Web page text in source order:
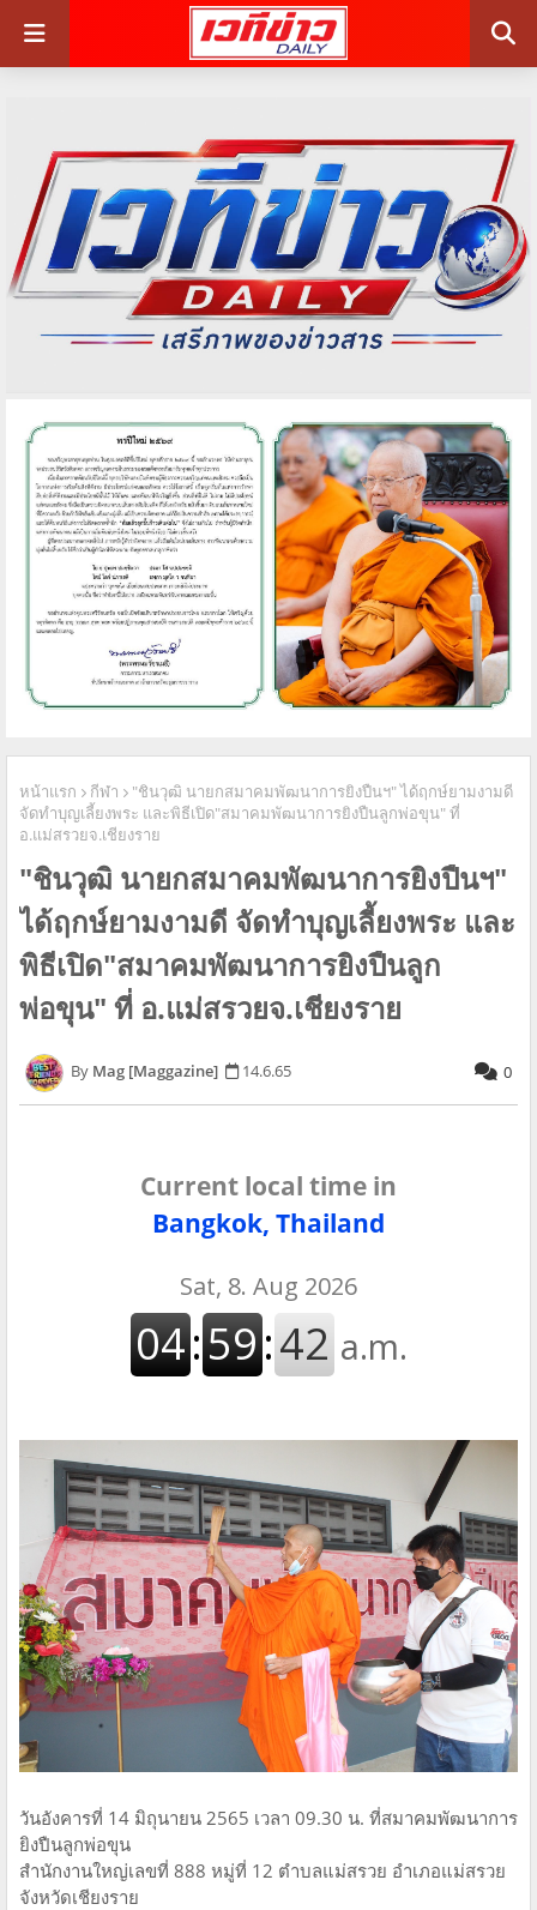
หน้าแรก กีฬา
"ชินวุฒิ นายกสมาคมพัฒนาการยิงปืนฯ" ได้ฤกษ์ยามงามดี
จัดทำบุญเลี้ยงพระ และพิธีเปิด"สมาคมพัฒนาการยิงปืนลูกพ่อขุน" ที่
อ.แม่สรวยจ.เชียงราย
"ชินวุฒิ นายกสมาคมพัฒนาการยิงปืนฯ"
ได้ฤกษ์ยามงามดี จัดทำบุญเลี้ยงพระ และ
พิธีเปิด"สมาคมพัฒนาการยิงปืนลูก
พ่อขุน" ที่ อ.แม่สรวยจ.เชียงราย
Mag [Maggazine] 14.6.65 0
Current local time in
Bangkok, Thailand
วันอังคารที่ 14 มิถุนายน 2565 เวลา 09.30 น. ที่สมาคมพัฒนาการ
ยิงปืนลูกพ่อขุน
สำนักงานใหญ่เลขที่ 888 หมู่ที่ 12 ตำบลแม่สรวย อำเภอแม่สรวย
จังหวัดเชียงราย